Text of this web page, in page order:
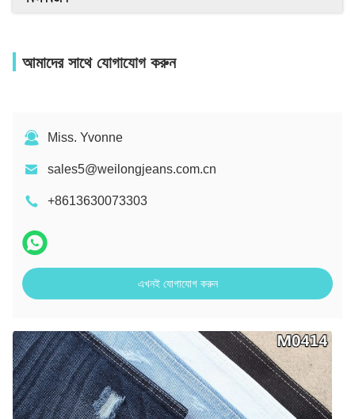
আমাদের সাথে যোগাযোগ করুন
Miss. Yvonne
sales5@weilongjeans.com.cn
+8613630073303
এখনই যোগাযোগ করুন